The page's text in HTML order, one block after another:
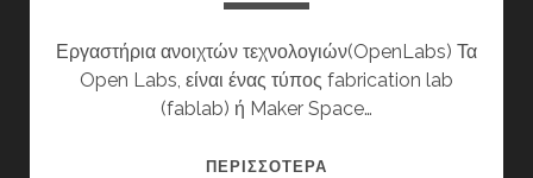
Εργαστήρια ανοιχτών τεχνολογιών(OpenLabs) Τα
Open Labs, είναι ένας τύπος fabrication lab
(fablab) ή Maker Space…
ΠΕΡΙΣΣΌΤΕΡΑ